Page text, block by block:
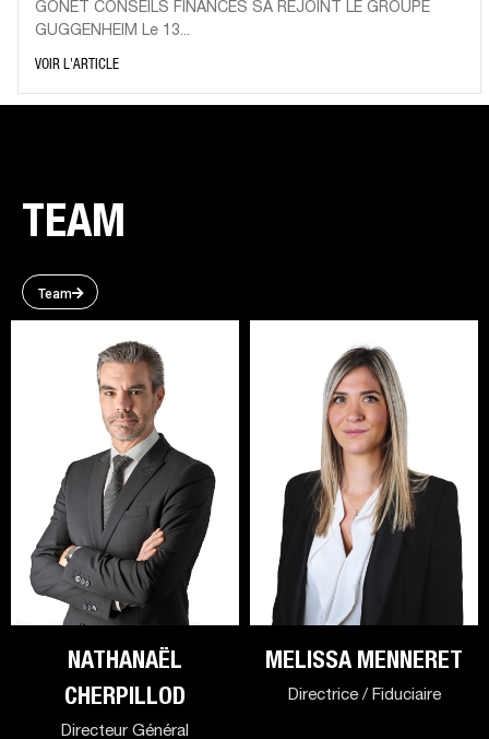
GONET CONSEILS FINANCES SA REJOINT LE GROUPE
GUGGENHEIM Le 13...
VOIR L'ARTICLE
TEAM
Team
NATHANAËL
CHERPILLOD
Directeur Général
MELISSA MENNERET
Directrice / Fiduciaire